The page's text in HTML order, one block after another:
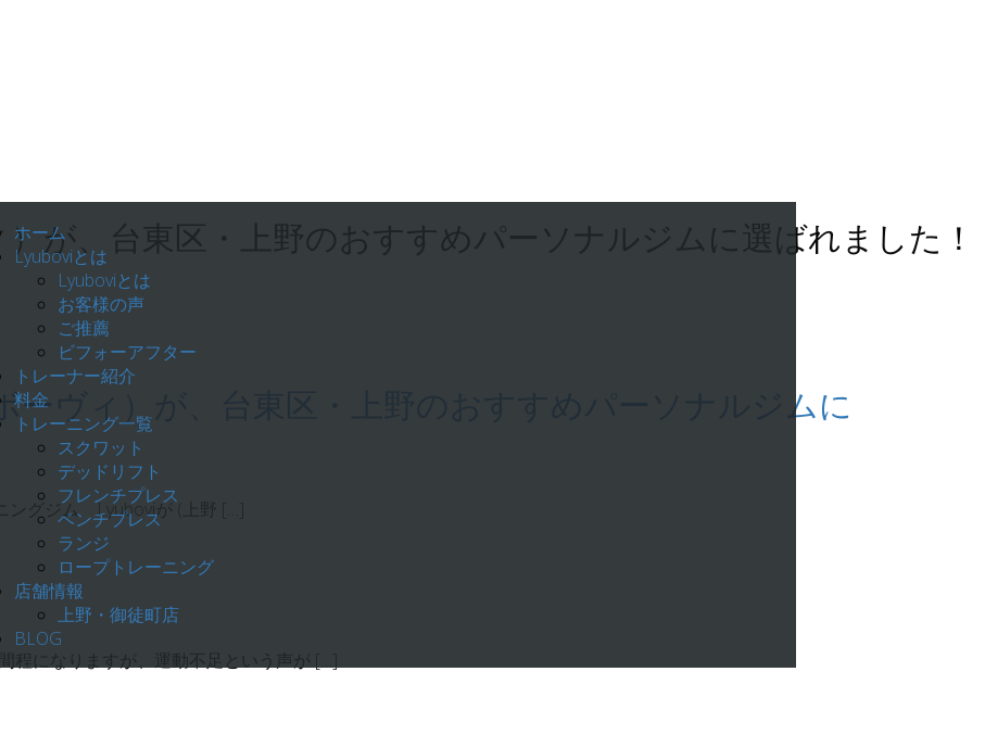
ホーム
Lyuboviとは
Lyuboviとは
お客様の声
ご推薦
ビフォーアフター
トレーナー紹介
料金
トレーニング一覧
スクワット
デッドリフト
フレンチプレス
ベンチプレス
ランジ
ロープトレーニング
店舗情報
上野・御徒町店
BLOG
）が、台東区・上野のおすすめパーソナルジムに選ばれました！
ーヴィ）が、台東区・上野のおすすめパーソナルジムに
ングジム Lyuboviが (上野 […]
程になりますが、運動不足という声が […]